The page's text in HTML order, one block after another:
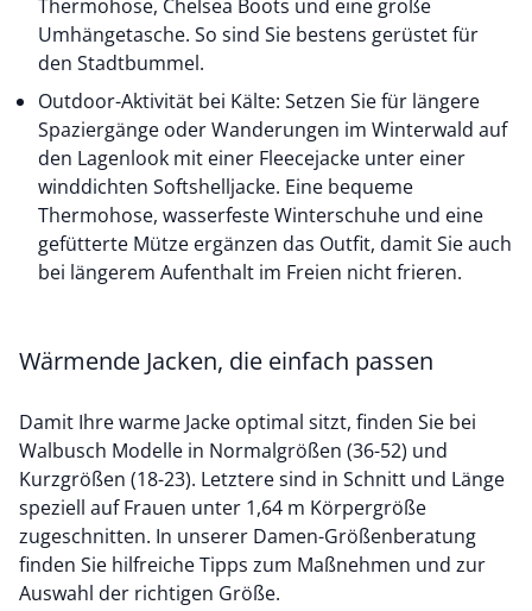
Thermohose, Chelsea Boots und eine große
Umhängetasche. So sind Sie bestens gerüstet für
den Stadtbummel.
Outdoor-Aktivität bei Kälte: Setzen Sie für längere
Spaziergänge oder Wanderungen im Winterwald auf
den Lagenlook mit einer Fleecejacke unter einer
winddichten Softshelljacke. Eine bequeme
Thermohose, wasserfeste Winterschuhe und eine
gefütterte Mütze ergänzen das Outfit, damit Sie auch
bei längerem Aufenthalt im Freien nicht frieren.
Wärmende Jacken, die einfach passen
Damit Ihre warme Jacke optimal sitzt, finden Sie bei
Walbusch Modelle in Normalgrößen (36-52) und
Kurzgrößen (18-23). Letztere sind in Schnitt und Länge
speziell auf Frauen unter 1,64 m Körpergröße
zugeschnitten. In unserer Damen-Größenberatung
finden Sie hilfreiche Tipps zum Maßnehmen und zur
Auswahl der richtigen Größe.